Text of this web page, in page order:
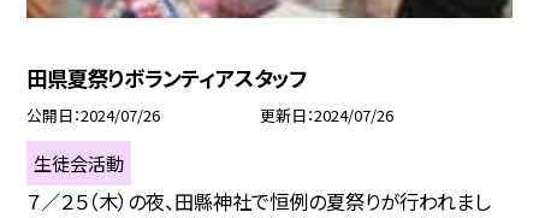
田県夏祭りボランティアスタッフ
公開日 2024/07/26 更新日 2024/07/26
生徒会活動
７／２５（木）の夜、田縣神社で恒例の夏祭りが行われまし